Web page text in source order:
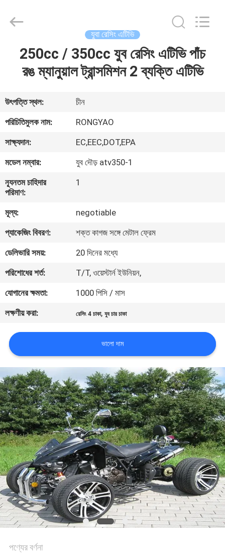
আমাদের
সম্পর্কে
কারখানা
ভ্রমণ
মান
নিয়ন্ত্রণ
যোগাযোগ
করুন
উদ্ধৃতির
জন্য
আবেদন
সাইট
ম্যাপ
গোপনীয়তা
নীতি
Vehicle
Co.,Ltd.
যুবা রেসিং এটিভি
250cc / 350cc যুব রেসিং এটিভি পাঁচ
রঙ ম্যানুয়াল ট্রান্সমিশন 2 ব্যক্তি এটিভি
উৎপত্তি স্থল:
চীন
পরিচিতিমুলক নাম:
RONGYAO
সাক্ষ্যদান:
EC,EEC,DOT,EPA
মডেল নম্বার:
যুব দৌড় atv350-1
ন্যূনতম চাহিদার
পরিমাণ:
1
মূল্য:
negotiable
প্যাকেজিং বিবরণ:
শক্ত কাগজ সঙ্গে মেটাল ফ্রেম
ডেলিভারি সময়:
20 দিনের মধ্যে
পরিশোধের শর্ত:
T/T, ওয়েস্টার্ন ইউনিয়ন,
যোগানের ক্ষমতা:
1000 পিসি / মাস
লক্ষণীয় করা:
রেসিং 4 চাকা,যুব চার চাকা
ভালো দাম
পণ্যের বর্ণনা